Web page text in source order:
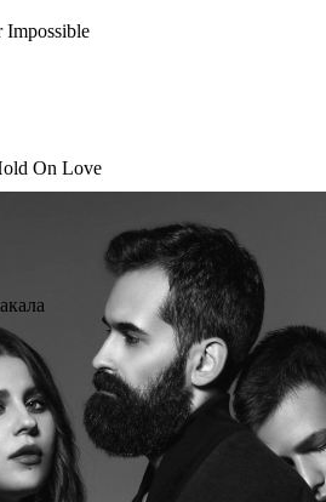
Impossible
On Love